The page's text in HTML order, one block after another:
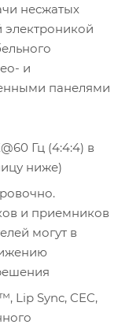
несжатых
и
панелями
Гц (4:4:4) в
ниже)
и приемников
могут в
Lip Sync, CEC,